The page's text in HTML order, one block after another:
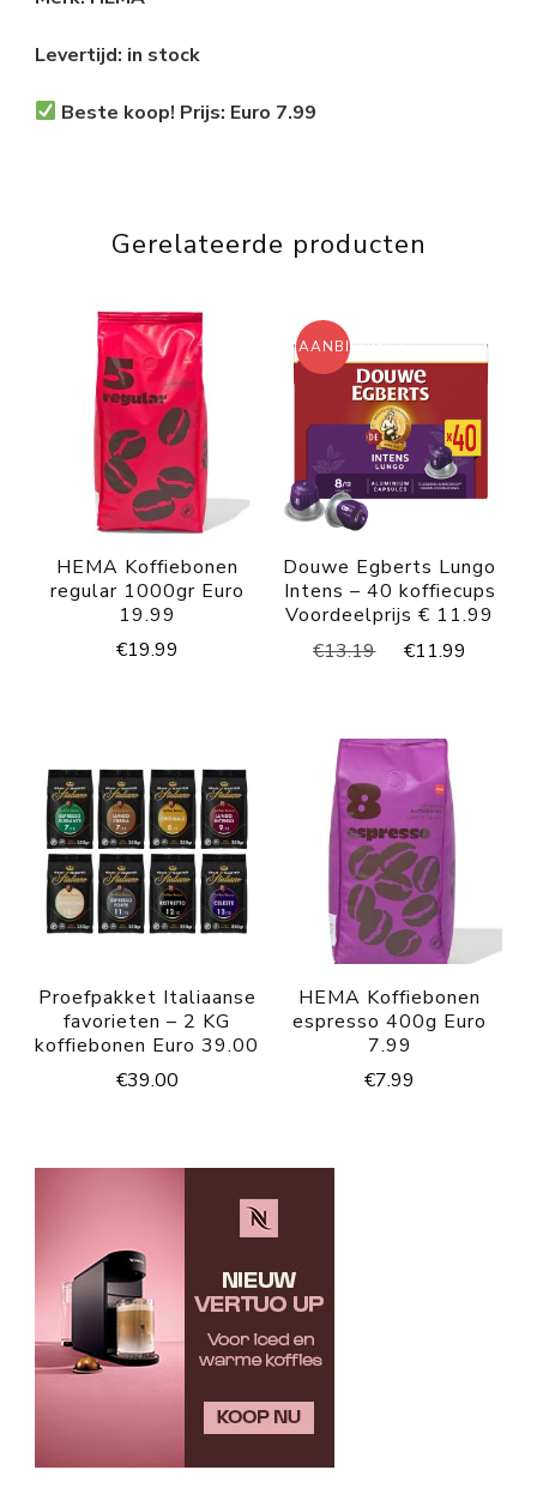
Levertijd: in stock
Beste koop! Prijs: Euro 7.99
Gerelateerde producten
HEMA Koffiebonen
regular 1000gr Euro
19.99
€19.99
AANBIEDING!
Douwe Egberts Lungo
Intens – 40 koffiecups
Voordeelprijs € 11.99
€13.19
Oorspronkelijke
€11.99
Proefpakket Italiaanse
favorieten – 2 KG
koffiebonen Euro 39.00
€39.00
HEMA Koffiebonen
espresso 400g Euro
7.99
€7.99